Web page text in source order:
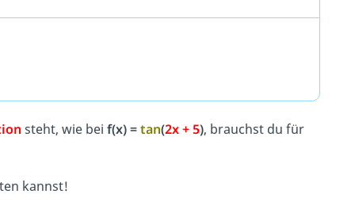
steht, wie bei f(x) =tan(2x + 5), brauchst du für
kannst!